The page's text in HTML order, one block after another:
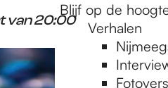
Blijf op de
Verhalen
van 20:00